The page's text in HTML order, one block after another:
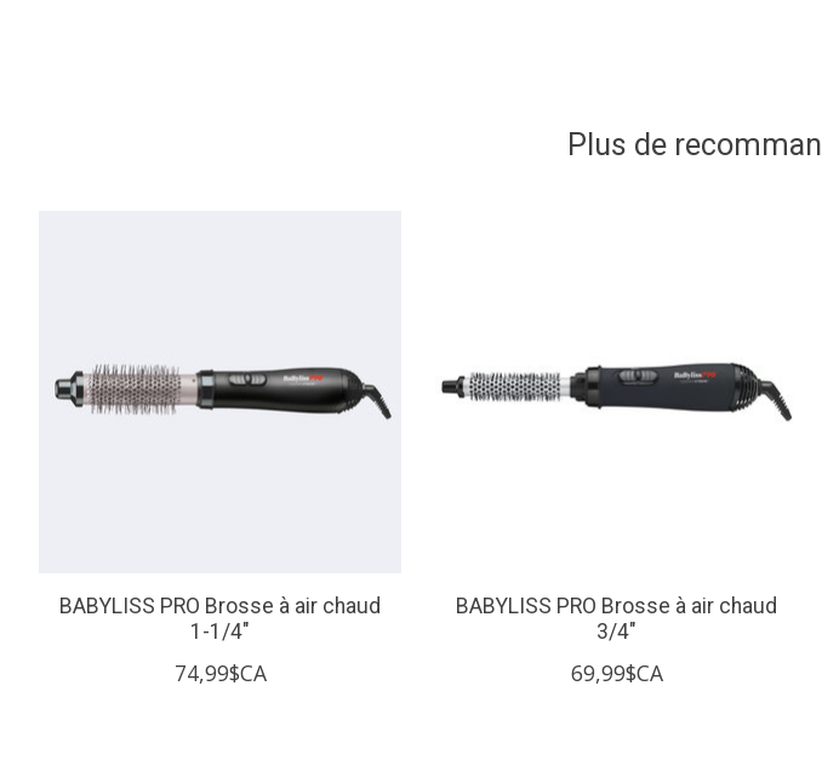
Plus de
BABYLISS PRO Brosse à air chaud
1-1/4"
74,99$CA
BABYLISS PRO Brosse à air chaud
3/4"
69,99$CA